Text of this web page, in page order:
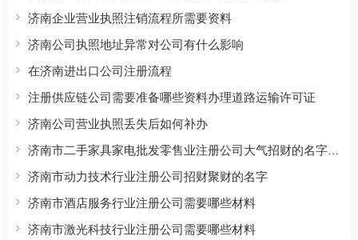
济南企业营业执照注销流程所需要资料
济南公司执照地址异常对公司有什么影响
在济南进出口公司注册流程
注册供应链公司需要准备哪些资料办理道路运输许可证
济南公司营业执照丢失后如何补办
济南市二手家具家电批发零售业注册公司大气招财的名字有哪些
济南市动力技术行业注册公司招财聚财的名字
济南市酒店服务行业注册公司需要哪些材料
济南市激光科技行业注册公司需要哪些材料